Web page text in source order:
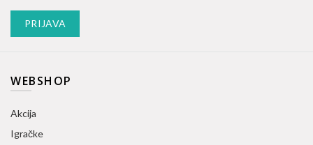
WEBSHOP
Akcija
Igračke